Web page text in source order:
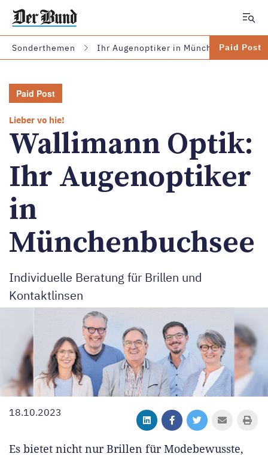
Sonderthemen Ihr Augenoptiker in Münchenbuchsee
Paid Post
Paid Post
Lieber vo hie!
Wallimann Optik:
Ihr Augenoptiker
in
Münchenbuchsee
Individuelle Beratung für Brillen und
Kontaktlinsen
18.10.2023
Es bietet nicht nur Brillen für Modebewusste,